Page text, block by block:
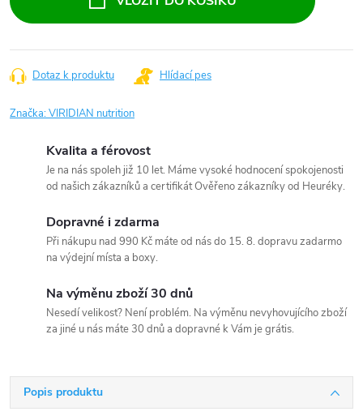
Dotaz k produktu Hlídací pes
Značka:VIRIDIAN nutrition
Kvalita a férovost
Je na nás spoleh již 10 let. Máme vysoké hodnocení spokojenosti
od našich zákazníků a certifikát Ověřeno zákazníky od Heuréky.
Dopravné i zdarma
Při nákupu nad 990 Kč máte od nás do 15. 8. dopravu zadarmo
na výdejní místa a boxy.
Na výměnu zboží 30 dnů
Nesedí velikost? Není problém. Na výměnu nevyhovujícího zboží
za jiné u nás máte 30 dnů a dopravné k Vám je grátis.
Popis produktu